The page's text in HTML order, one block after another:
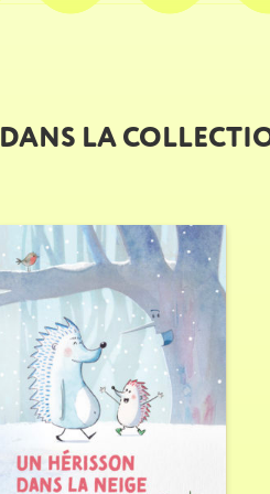
DANS LA